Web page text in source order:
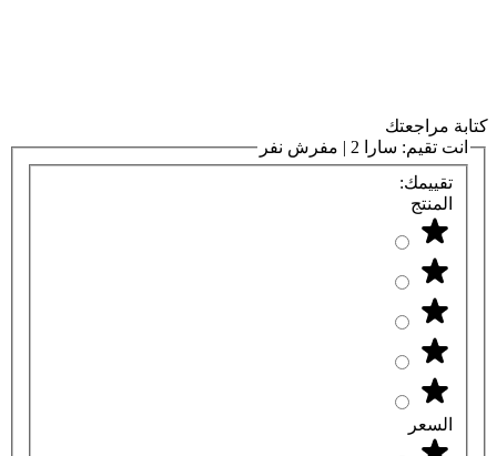
كتابة مراجعتك
انت تقيم: سارا 2 | مفرش نفر
تقييمك:
المنتج
السعر